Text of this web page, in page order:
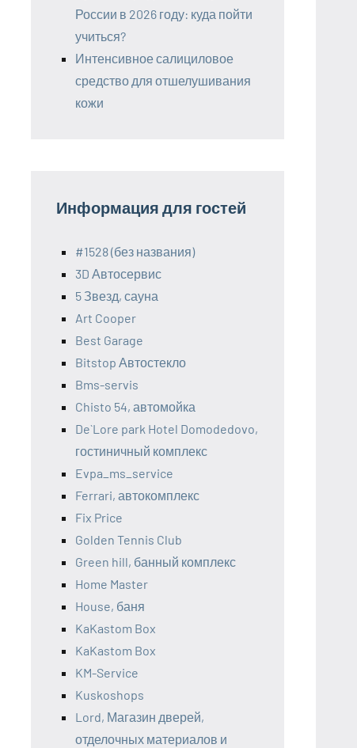
России в 2026 году: куда пойти
учиться?
Интенсивное салициловое
средство для отшелушивания
кожи
Информация для гостей
#1528 (без названия)
3D Автосервис
5 Звезд, сауна
Art Cooper
Best Garage
Bitstop Автостекло
Bms-servis
Chisto 54, автомойка
De`Lore park Hotel Domodedovo,
гостиничный комплекс
Evpa_ms_service
Ferrari, автокомплекс
Fix Price
Golden Tennis Club
Green hill, банный комплекс
Home Master
House, баня
KaKastom Box
KaKastom Box
KM-Service
Kuskoshops
Lord, Магазин дверей,
отделочных материалов и